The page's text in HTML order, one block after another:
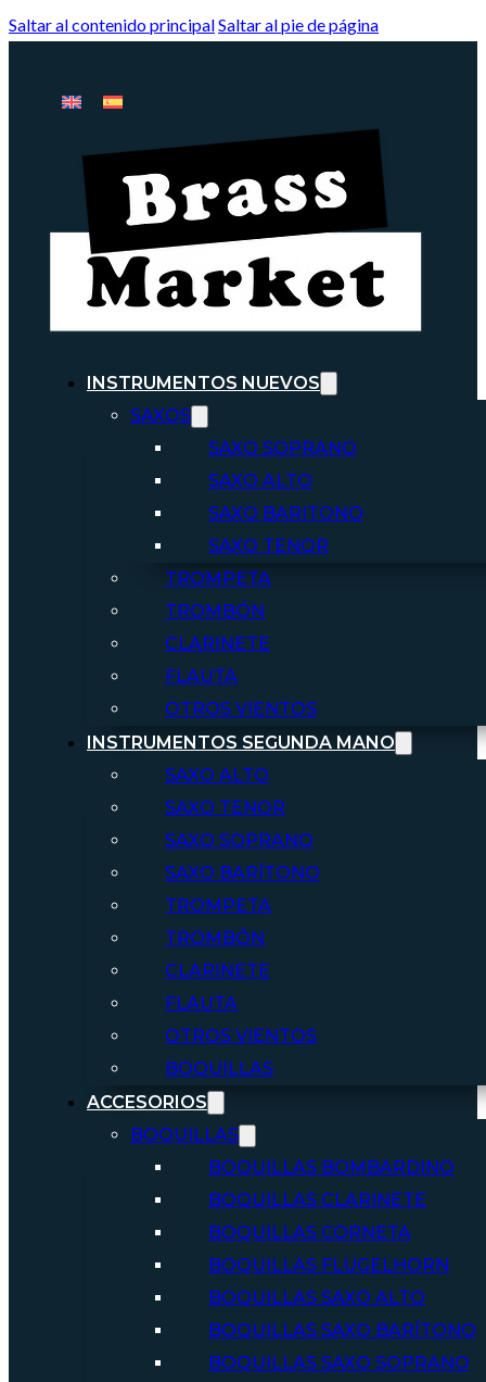
Saltar al contenido principalSaltar al pie de página
INSTRUMENTOS NUEVOS
SAXOS
SAXO SOPRANO
SAXO ALTO
SAXO BARITONO
SAXO TENOR
TROMPETA
TROMBÓN
CLARINETE
FLAUTA
OTROS VIENTOS
INSTRUMENTOS SEGUNDA MANO
SAXO ALTO
SAXO TENOR
SAXO SOPRANO
SAXO BARÍTONO
TROMPETA
TROMBÓN
CLARINETE
FLAUTA
OTROS VIENTOS
BOQUILLAS
ACCESORIOS
BOQUILLAS
BOQUILLAS BOMBARDINO
BOQUILLAS CLARINETE
BOQUILLAS CORNETA
BOQUILLAS FLUGELHORN
BOQUILLAS SAXO ALTO
BOQUILLAS SAXO BARÍTONO
BOQUILLAS SAXO SOPRANO